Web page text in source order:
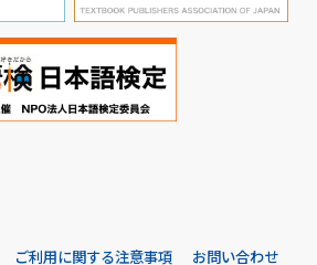
ご利用に関する注意事項 お問い合わせ